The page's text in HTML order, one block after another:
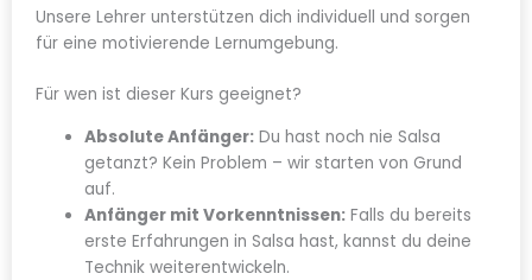
Unsere Lehrer unterstützen dich individuell und sorgen
für eine motivierende Lernumgebung.
Für wen ist dieser Kurs geeignet?
Absolute Anfänger: Du hast noch nie Salsa
getanzt? Kein Problem – wir starten von Grund
auf.
Anfänger mit Vorkenntnissen: Falls du bereits
erste Erfahrungen in Salsa hast, kannst du deine
Technik weiterentwickeln.